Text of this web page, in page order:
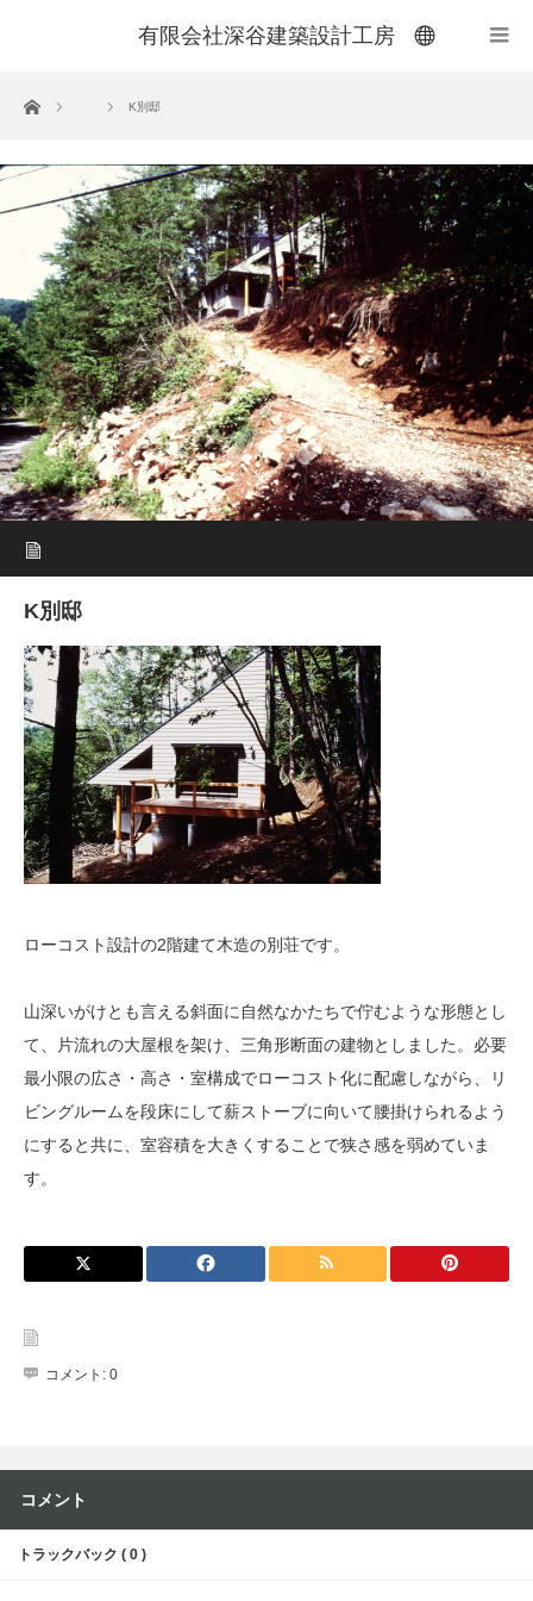
有限会社深谷建築設計工房
ホーム K別邸
K別邸
ローコスト設計の2階建て木造の別荘です。
山深いがけとも言える斜面に自然なかたちで佇むような形態とし
て、片流れの大屋根を架け、三角形断面の建物としました。必要
最小限の広さ・高さ・室構成でローコスト化に配慮しながら、リ
ビングルームを段床にして薪ストーブに向いて腰掛けられるよう
にすると共に、室容積を大きくすることで狭さ感を弱めていま
す。
コメント: 0
コメント
トラックバック ( 0 )